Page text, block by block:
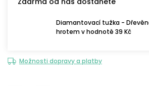
Diamantovací tužka -
hrotem v hodnotě 39 Kč
Možnosti dopravy a platby